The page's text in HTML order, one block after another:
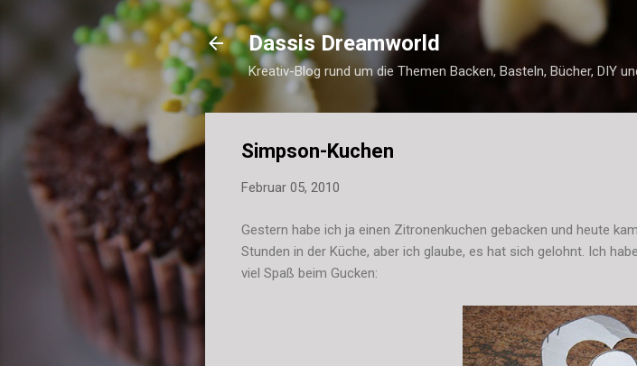
Direkt zum
Dassis Dreamworld
Kreativ-Blog rund um die Themen Backen, Basteln, Bücher, DIY
Simpson-Kuchen
Februar 05, 2010
Gestern habe ich ja einen Zitronenkuchen gebacken und heute
Stunden in der Küche, aber ich glaube, es hat sich gelohnt. Ich
viel Spaß beim Gucken: